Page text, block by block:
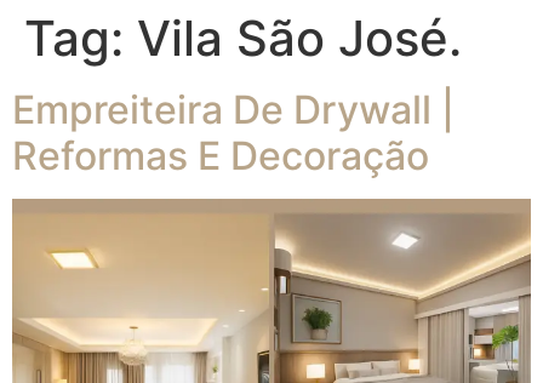
Tag: Vila São José.
Empreiteira De Drywall |
Reformas E Decoração